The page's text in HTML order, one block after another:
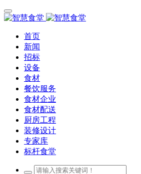
首页
新闻
招标
设备
食材
餐饮服务
食材企业
食材配送
厨房工程
装修设计
专家库
标杆食堂